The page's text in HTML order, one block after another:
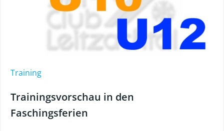
Training
Trainingsvorschau in den
Faschingsferien